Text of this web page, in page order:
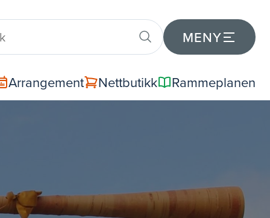
MENY
Arrangement Nettbutikk Rammeplanen